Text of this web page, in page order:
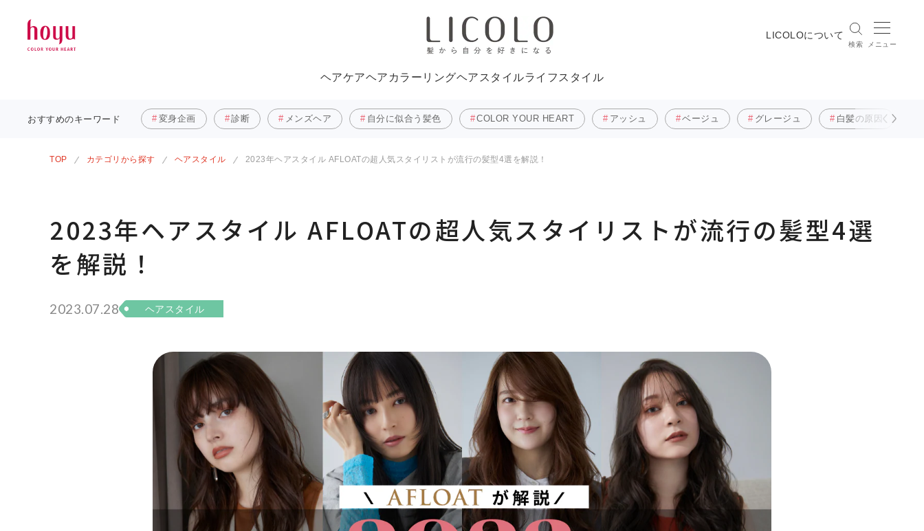
LICOLOについて
検索 メニュー
ヘアケアヘアカラーリングヘアスタイルライフスタイル
おすすめのキーワード 変身企画 診断 メンズヘア 自分に似合う髪色 COLOR YOUR HEART アッシュ ベージュ グレージュ 白髪の原因
TOP カテゴリから探す ヘアスタイル 2023年ヘアスタイル AFLOATの超人気スタイリストが流行の髪型4選を解説！
2023年ヘアスタイル AFLOATの超人気スタイリストが流行の髪型4選
を解説！
2023.07.28 ヘアスタイル